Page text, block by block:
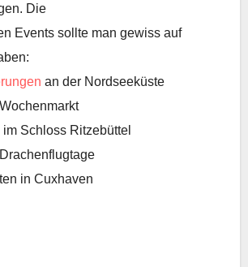
Die
Events sollte man gewiss auf
an der Nordseeküste
Schloss Ritzebüttel
in Cuxhaven